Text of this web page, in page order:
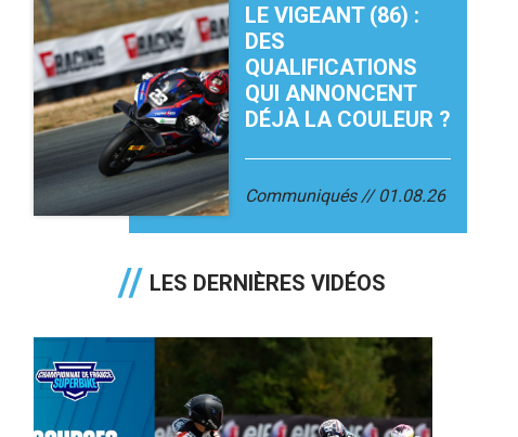
LE VIGEANT (86) :
DES
QUALIFICATIONS
QUI ANNONCENT
DÉJÀ LA COULEUR ?
Communiqués 01.08.26
LES DERNIÈRES VIDÉOS